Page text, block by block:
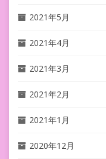
2021年5月
2021年4月
2021年3月
2021年2月
2021年1月
2020年12月